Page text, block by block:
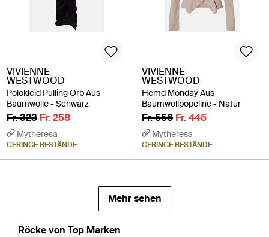
VIVIENNE
WESTWOOD
Polokleid Pulling Orb Aus
Baumwolle - Schwarz
Fr. 323 Fr. 258
Mytheresa
GERINGE BESTÄNDE
VIVIENNE
WESTWOOD
Hemd Monday Aus
Baumwollpopeline - Natur
Fr. 556 Fr. 445
Mytheresa
GERINGE BESTÄNDE
Mehr sehen
Röcke von Top Marken